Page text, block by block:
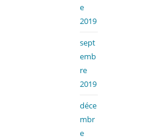
e
2019
sept
emb
re
2019
déce
mbr
e